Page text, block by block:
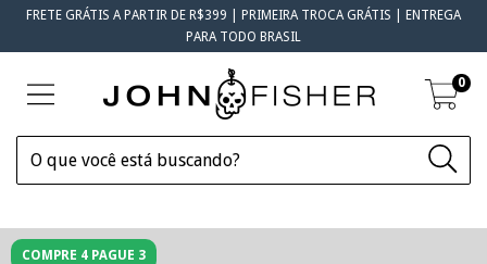
FRETE GRÁTIS A PARTIR DE R$399 | PRIMEIRA TROCA GRÁTIS | ENTREGA
PARA TODO BRASIL
0
COMPRE 4 PAGUE 3